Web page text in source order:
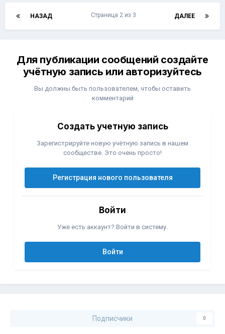
НАЗАД ДАЛЕЕ
Страница 2 из 3
Для публикации сообщений создайте
учётную запись или авторизуйтесь
Вы должны быть пользователем, чтобы оставить
комментарий
Создать учетную запись
Зарегистрируйте новую учётную запись в нашем
сообществе. Это очень просто!
Регистрация нового пользователя
Войти
Уже есть аккаунт? Войти в систему.
Войти
Подписчики 0